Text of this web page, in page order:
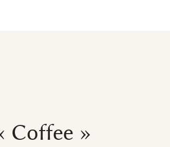
Coffee »